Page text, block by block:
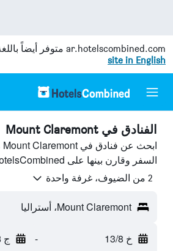
ar.hotelscombined.com متوفر أيضاً
site in English
الفنادق في Mount Claremont
السفر وقارن بينها على HotelsCombined ووفّر.
2 من الضيوف، غرفة واحدة
Mount Claremont، أستراليا
خ 13/8 - ج 14/8